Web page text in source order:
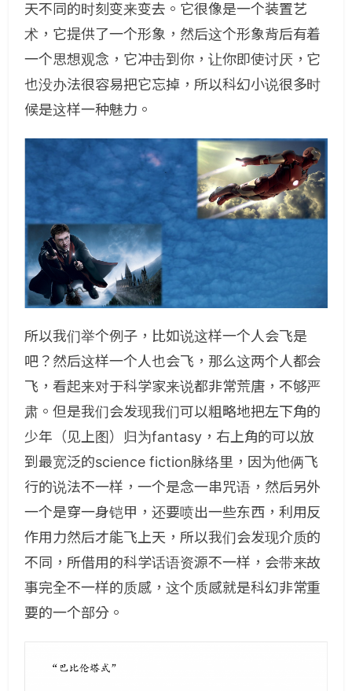
天不同的时刻变来变去。它很像是一个装置艺
术，它提供了一个形象，然后这个形象背后有着
一个思想观念，它冲击到你，让你即使讨厌，它
也没办法很容易把它忘掉，所以科幻小说很多时
候是这样一种魅力。
所以我们举个例子，比如说这样一个人会飞是
吧？然后这样一个人也会飞，那么这两个人都会
飞，看起来对于科学家来说都非常荒唐，不够严
肃。但是我们会发现我们可以粗略地把左下角的
少年（见上图）归为fantasy，右上角的可以放
到最宽泛的science fiction脉络里，因为他俩飞
行的说法不一样，一个是念一串咒语，然后另外
一个是穿一身铠甲，还要喷出一些东西，利用反
作用力然后才能飞上天，所以我们会发现介质的
不同，所借用的科学话语资源不一样，会带来故
事完全不一样的质感，这个质感就是科幻非常重
要的一个部分。